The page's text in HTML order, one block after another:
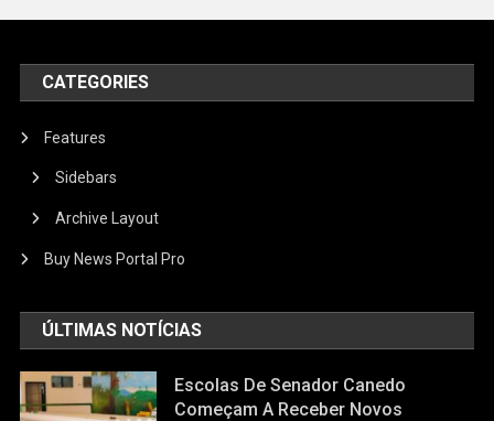
CATEGORIES
Features
Sidebars
Archive Layout
Buy News Portal Pro
ÚLTIMAS NOTÍCIAS
Escolas De Senador Canedo
Começam A Receber Novos